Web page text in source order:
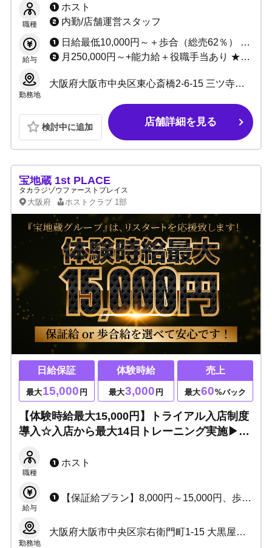
OK・有給制度などの福利厚生も充実！！
職種
ホスト
内勤/店舗運営スタッフ
給与
日給最低10,000円～＋歩合（総売62％） ★各種賞金あり ★各種手当あり
月250,000円～+能力給＋役職手当あり ★毎月昇給のチャンスあり
勤務地
大阪府大阪市中央区東心斎橋2-6-15 三ツ寺ギャラクシービル6号館3F
検討中に追加 店舗詳細を見る
宝地蔵 1st PLACE
タカラジゾウファーストプレイス
大阪府 ホストクラブ 1部
日給保証
最大15,000 円
体験時給
最大3,000 円
売上
最大60%バック
【体験時給最大15,000円】トライアル入店制度
導入☆入店から最大14日トレーニング実施▶未
です！
職種
ホスト
給与
【保証給プラン】8,000円～15,000円、歩合35%～ （アルバイトは時給1,000円～2,500円、歩合33%～） 【歩合給プラン】40%～最大60%+α （アルバイトは歩合38%～） ・小計10%還元あり ・雑費引きなし
勤務地
大阪府大阪市中央区宗右衛門町1-15 大黒屋本店ビルB1F